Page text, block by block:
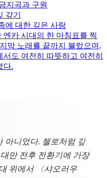
지곡과 구원
갚기
에 대한 깊은 사랑
카 시대의 한 마침표를 찍
막 노래를 끝까지 불렀으며,
도 여전히 따뜻하고 여전히
다.
아니었다. 첼로처럼 깊
만 전후 전환기에 가장
위에서 〈샤오러우